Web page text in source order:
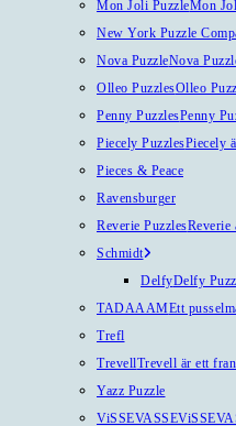
Mon Joli PuzzleMon
New York Puzzle
Nova PuzzleNova
Olleo PuzzlesOlleo
Penny PuzzlesPenny
Piecely PuzzlesPiecely
Pieces & Peace
Ravensburger
Reverie PuzzlesReverie
Schmidt
DelfyDelfy
TADAAAMEtt
Trefl
TrevellTrevell är ett
Yazz Puzzle
ViSSEVASSE